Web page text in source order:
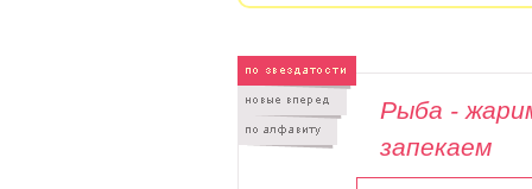
Рыба -
запекаем